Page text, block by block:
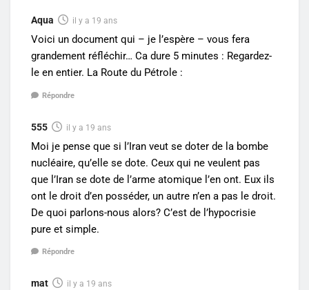
Aqua il y a 19 ans
Voici un document qui – je l’espère – vous fera
grandement réfléchir… Ca dure 5 minutes : Regardez-
le en entier. La Route du Pétrole :
Répondre
555 il y a 19 ans
Moi je pense que si l’Iran veut se doter de la bombe
nucléaire, qu’elle se dote. Ceux qui ne veulent pas
que l’Iran se dote de l’arme atomique l’en ont. Eux ils
ont le droit d’en posséder, un autre n’en a pas le droit.
De quoi parlons-nous alors? C’est de l’hypocrisie
pure et simple.
Répondre
mat il y a 19 ans